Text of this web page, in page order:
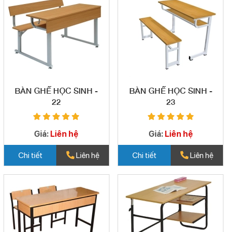
BÀN GHẾ HỌC SINH -
22
Giá: Liên hệ
Chi tiết Liên hệ
BÀN GHẾ HỌC SINH -
23
Giá: Liên hệ
Chi tiết Liên hệ